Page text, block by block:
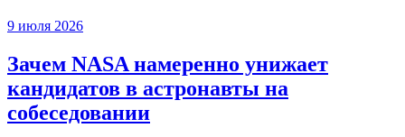
9 июля 2026
Зачем NASA намеренно унижает
кандидатов в астронавты на
собеседовании